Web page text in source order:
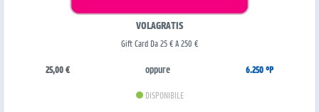
VOLAGRATIS
Gift Card Da 25 € A 250 €
25,00 € oppure 6.250 °P
DISPONIBILE